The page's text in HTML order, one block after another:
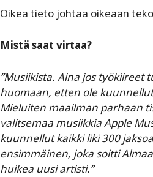
Oikea tieto johtaa oikeaan
Mistä saat virtaa?
”Musiikista. Aina jos työkiireet
huomaan, etten ole
Mieluiten maailman parhaan
valitsemaa musiikkia Apple
kuunnellut kaikki liki 300
ensimmäinen, joka soitti
huikea uusi artisti.”